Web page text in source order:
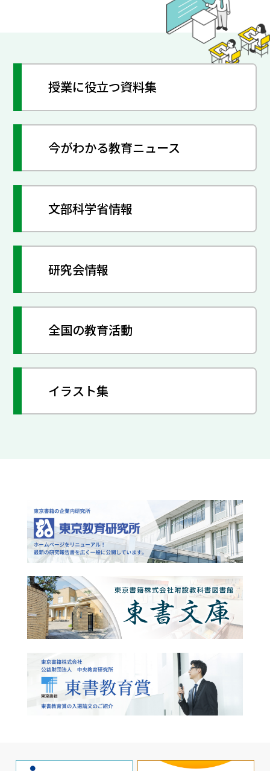
授業に役立つ資料集
今がわかる教育ニュース
文部科学省情報
研究会情報
全国の教育活動
イラスト集